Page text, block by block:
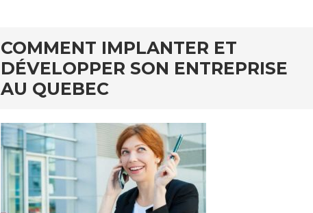
COMMENT IMPLANTER ET
DÉVELOPPER SON ENTREPRISE
AU QUEBEC